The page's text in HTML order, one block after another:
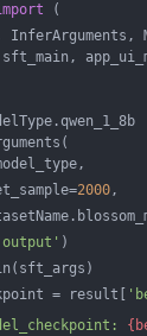
(
2000,
)
= result[